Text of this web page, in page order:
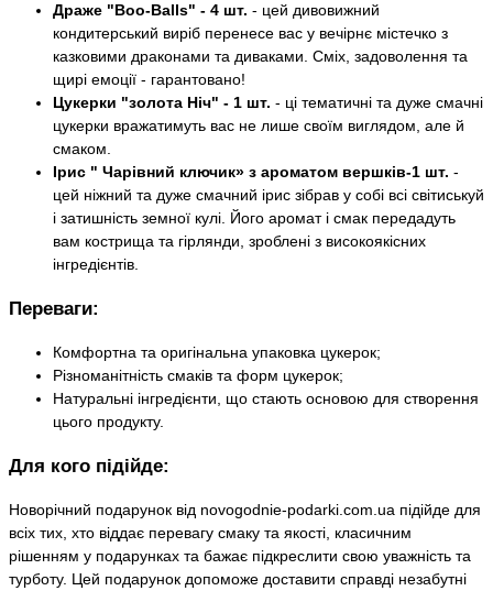
Драже "Boo-Balls" - 4 шт. - цей дивовижний
кондитерський виріб перенесе вас у вечірнє містечко з
казковими драконами та диваками. Сміх, задоволення та
щирі емоції - гарантовано!
Цукерки "золота Ніч" - 1 шт. - ці тематичні та дуже смачні
цукерки вражатимуть вас не лише своїм виглядом, але й
смаком.
Ірис " Чарівний ключик» з ароматом вершків-1 шт. -
цей ніжний та дуже смачний ірис зібрав у собі всі світиськуй
і затишність земної кулі. Його аромат і смак передадуть
вам кострища та гірлянди, зроблені з високоякісних
інгредієнтів.
Переваги:
Комфортна та оригінальна упаковка цукерок;
Різноманітність смаків та форм цукерок;
Натуральні інгредієнти, що стають основою для створення
цього продукту.
Для кого підійде:
Новорічний подарунок від novogodnie-podarki.com.ua підійде для
всіх тих, хто віддає перевагу смаку та якості, класичним
рішенням у подарунках та бажає підкреслити свою уважність та
турботу. Цей подарунок допоможе доставити справді незабутні